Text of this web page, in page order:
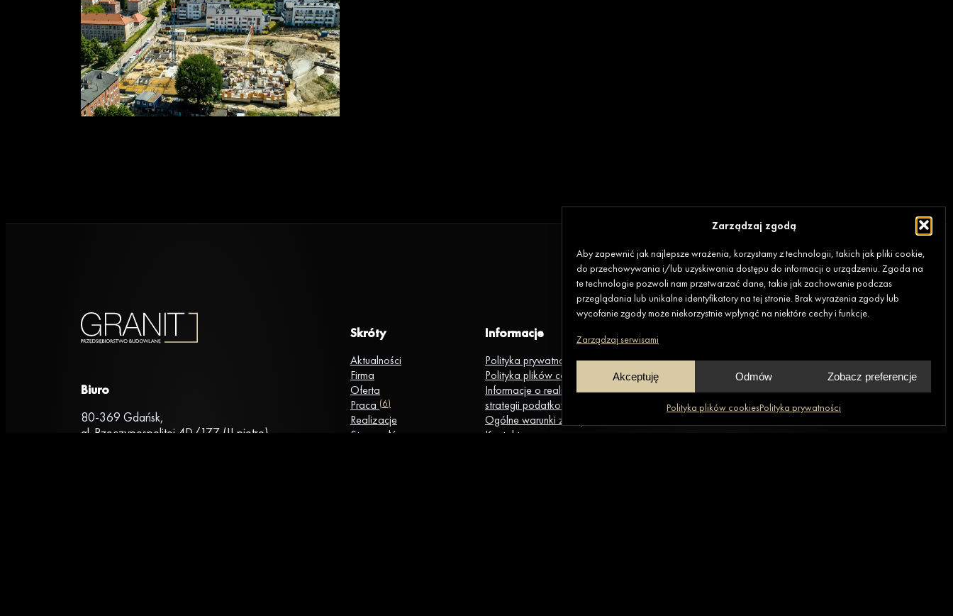
Zarządzaj zgodą
Aby zapewnić jak najlepsze wrażenia, korzystamy z technologii, takich jak pliki cookie,
do przechowywania i/lub uzyskiwania dostępu do informacji o urządzeniu. Zgoda na
te technologie pozwoli nam przetwarzać dane, takie jak zachowanie podczas
przeglądania lub unikalne identyfikatory na tej stronie. Brak wyrażenia zgody lub
wycofanie zgody może niekorzystnie wpłynąć na niektóre cechy i funkcje.
Zarządzaj serwisami
Akceptuję Odmów Zobacz preferencje
Polityka plików cookiesPolityka prywatności
Biuro
80-369 Gdańsk,
al. Rzeczypospolitej 4D/177 (II piętro)
Skróty
Aktualności
Firma
Oferta
Praca (6)
Realizacje
Strona główna
Informacje
Polityka prywatności
Polityka plików cookies
Informacje o realizacji
strategii podatkowej
Ogólne warunki zakupu
Kontakt